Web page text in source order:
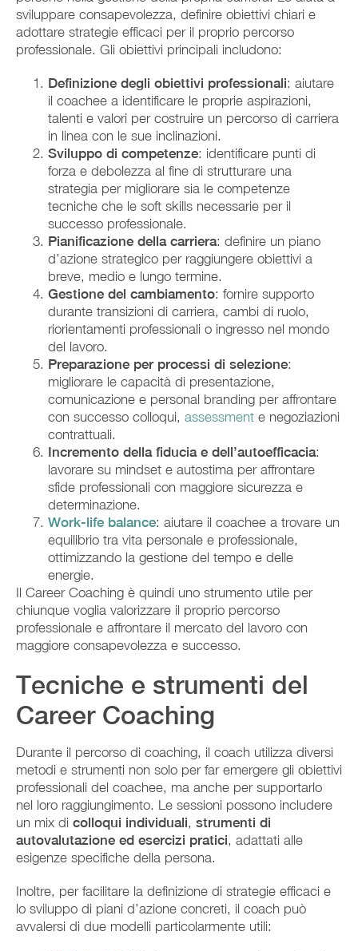
sviluppare consapevolezza, definire obiettivi chiari e
adottare strategie efficaci per il proprio percorso
professionale. Gli obiettivi principali includono:
Definizione degli obiettivi professionali: aiutare
il coachee a identificare le proprie aspirazioni,
talenti e valori per costruire un percorso di carriera
in linea con le sue inclinazioni.
Sviluppo di competenze: identificare punti di
forza e debolezza al fine di strutturare una
strategia per migliorare sia le competenze
tecniche che le soft skills necessarie per il
successo professionale.
Pianificazione della carriera: definire un piano
d’azione strategico per raggiungere obiettivi a
breve, medio e lungo termine.
Gestione del cambiamento: fornire supporto
durante transizioni di carriera, cambi di ruolo,
riorientamenti professionali o ingresso nel mondo
del lavoro.
Preparazione per processi di selezione:
migliorare le capacità di presentazione,
comunicazione e personal branding per affrontare
con successo colloqui, assessment e negoziazioni
contrattuali.
Incremento della fiducia e dell’autoefficacia:
lavorare su mindset e autostima per affrontare
sfide professionali con maggiore sicurezza e
determinazione.
Work-life balance: aiutare il coachee a trovare un
equilibrio tra vita personale e professionale,
ottimizzando la gestione del tempo e delle
energie.
Il Career Coaching è quindi uno strumento utile per
chiunque voglia valorizzare il proprio percorso
professionale e affrontare il mercato del lavoro con
maggiore consapevolezza e successo.
Tecniche e strumenti del
Career Coaching
Durante il percorso di coaching, il coach utilizza diversi
metodi e strumenti non solo per far emergere gli obiettivi
professionali del coachee, ma anche per supportarlo
nel loro raggiungimento. Le sessioni possono includere
un mix di colloqui individuali, strumenti di
autovalutazione ed esercizi pratici, adattati alle
esigenze specifiche della persona.
Inoltre, per facilitare la definizione di strategie efficaci e
lo sviluppo di piani d’azione concreti, il coach può
avvalersi di due modelli particolarmente utili: